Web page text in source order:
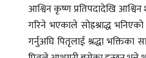
आश्विन कृष्ण प्रतिपदादेखि आश्विन
गरिने भएकाले सोह्रश्राद्ध
गर्नुअघि पितृलाई श्रद्धा भक्तिका